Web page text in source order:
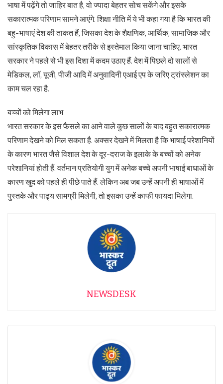
भाषा में पढ़ेंगे तो जाहिर बात है, वो ज्यादा बेहतर सोच सकेंगे और इसके
सकारात्मक परिणाम सामने आएंगे. शिक्षा नीति में ये भी कहा गया है कि भारत की
बहु-भाषाएं देश की ताकत हैं, जिसका देश के शैक्षणिक, आर्थिक, सामाजिक और
सांस्कृतिक विकास में बेहतर तरीके से इस्तेमाल किया जाना चाहिए. भारत
सरकार ने पहले से भी इस दिशा में कदम उठाए हैं. देश में पिछले दो सालों से
मेडिकल, लॉ, यूजी, पीजी आदि में अनुवादिनी एआई एप के जरिए ट्रांस्लेशन का
काम चल रहा है.
बच्चों को मिलेगा लाभ
भारत सरकार के इस फैसले का आने वाले कुछ सालों के बाद बहुत सकारात्मक
परिणाम देखने को मिल सकता है. अक्सर देखने में मिलता है कि भाषाई परेशानियों
के कारण भारत जैसे विशाल देश के दूर-दराज के इलाके के बच्चों को अनेक
परेशानियां होती हैं. वर्तमान प्रतियोगी युग में अनेक बच्चे अपनी भाषाई बाधाओं के
कारण खुद को पहले ही पीछे पाते हैं. लेकिन अब जब उन्हें अपनी ही भाषाओं में
पुस्तके और पाढ्य सामग्री मिलेगी, तो इसका उन्हें काफी फायदा मिलेगा.
NEWSDESK